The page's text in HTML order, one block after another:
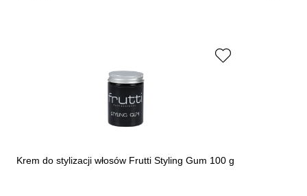
Krem do stylizacji włosów Frutti Styling Gum 100 g